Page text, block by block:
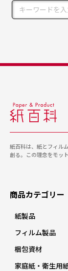
紙百科は、紙とフィル
創る。この理念をモッ
商品カテゴリー
紙製品
フィルム製品
梱包資材
家庭紙・衛生用